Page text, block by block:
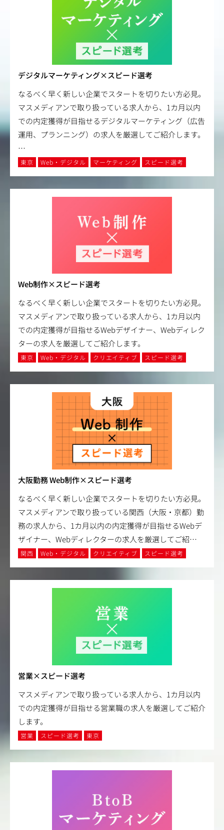
デジタルマーケティング×スピード選考
なるべく早く新しい企業でスタートを切りたい方必見。
マスメディアンで取り扱っている求人から、1カ月以内
での内定獲得が目指せるデジタルマーケティング（広告
運用、プランニング）の求人を厳選してご紹介します。
…
東京 Web・デジタル マーケティング スピード選考
Web制作×スピード選考
なるべく早く新しい企業でスタートを切りたい方必見。
マスメディアンで取り扱っている求人から、1カ月以内
での内定獲得が目指せるWebデザイナー、Webディレク
ターの求人を厳選してご紹介します。
東京 Web・デジタル クリエイティブ スピード選考
大阪勤務 Web制作×スピード選考
なるべく早く新しい企業でスタートを切りたい方必見。
マスメディアンで取り扱っている関西（大阪・京都）勤
務の求人から、1カ月以内の内定獲得が目指せるWebデ
ザイナー、Webディレクターの求人を厳選してご紹…
関西 Web・デジタル クリエイティブ スピード選考
営業×スピード選考
マスメディアンで取り扱っている求人から、1カ月以内
での内定獲得が目指せる営業職の求人を厳選してご紹介
します。
営業 スピード選考 東京